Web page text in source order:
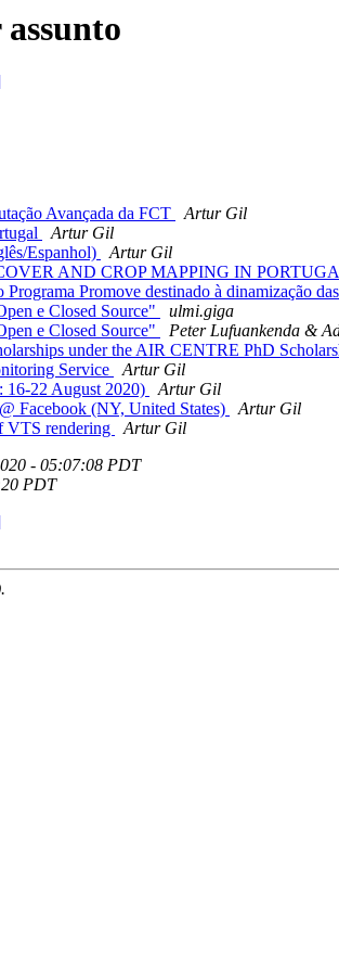
Avançada da FCT
Artur Gil
Artur Gil
Espanhol)
Artur Gil
AND CROP MAPPING IN
Promove destinado à dinamização
e Closed Source"
ulmi.giga
e Closed Source"
Peter Lufuankenda &
under the AIR CENTRE PhD
Service
Artur Gil
16-22 August 2020)
Artur Gil
Facebook (NY, United States)
Artur Gil
VTS rendering
Artur Gil
- 05:07:08 PDT
PDT